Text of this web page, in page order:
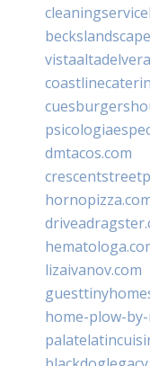
dmtacos.com
lizaivanov.com
home-plow-